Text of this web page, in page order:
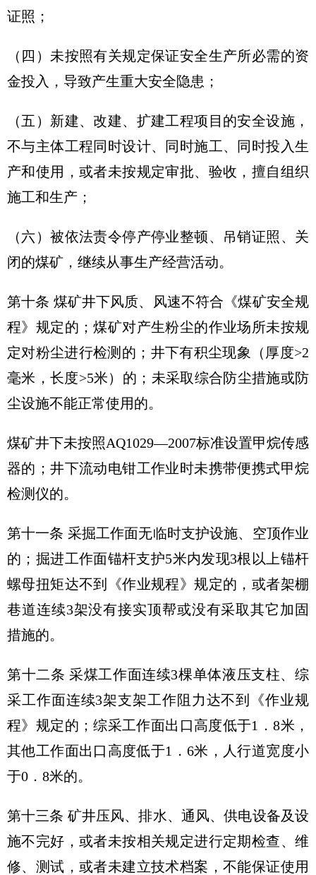
证照；
（四）未按照有关规定保证安全生产所必需的资
金投入，导致产生重大安全隐患；
（五）新建、改建、扩建工程项目的安全设施，
不与主体工程同时设计、同时施工、同时投入生
产和使用，或者未按规定审批、验收，擅自组织
施工和生产；
（六）被依法责令停产停业整顿、吊销证照、关
闭的煤矿，继续从事生产经营活动。
第十条 煤矿井下风质、风速不符合《煤矿安全规
程》规定的；煤矿对产生粉尘的作业场所未按规
定对粉尘进行检测的；井下有积尘现象（厚度>2
毫米，长度>5米）的；未采取综合防尘措施或防
尘设施不能正常使用的。
煤矿井下未按照AQ1029—2007标准设置甲烷传感
器的；井下流动电钳工作业时未携带便携式甲烷
检测仪的。
第十一条 采掘工作面无临时支护设施、空顶作业
的；掘进工作面锚杆支护5米内发现3根以上锚杆
螺母扭矩达不到《作业规程》规定的，或者架棚
巷道连续3架没有接实顶帮或没有采取其它加固
措施的。
第十二条 采煤工作面连续3棵单体液压支柱、综
采工作面连续3架支架工作阻力达不到《作业规
程》规定的；综采工作面出口高度低于1．8米，
其他工作面出口高度低于1．6米，人行道宽度小
于0．8米的。
第十三条 矿井压风、排水、通风、供电设备及设
施不完好，或者未按相关规定进行定期检查、维
修、测试，或者未建立技术档案，不能保证使用